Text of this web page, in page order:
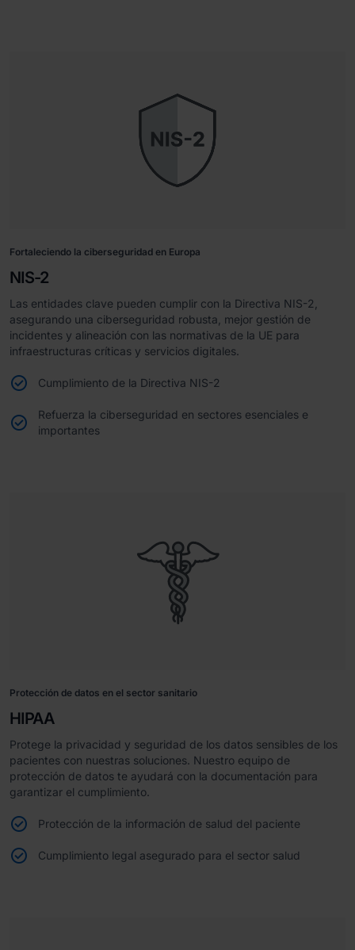
Fortaleciendo la ciberseguridad en Europa
NIS-2
Las entidades clave pueden cumplir con la Directiva NIS-2,
asegurando una ciberseguridad robusta, mejor gestión de
incidentes y alineación con las normativas de la UE para
infraestructuras críticas y servicios digitales.
Cumplimiento de la Directiva NIS-2
Refuerza la ciberseguridad en sectores esenciales e
importantes
Protección de datos en el sector sanitario
HIPAA
Protege la privacidad y seguridad de los datos sensibles de los
pacientes con nuestras soluciones. Nuestro equipo de
protección de datos te ayudará con la documentación para
garantizar el cumplimiento.
Protección de la información de salud del paciente
Cumplimiento legal asegurado para el sector salud